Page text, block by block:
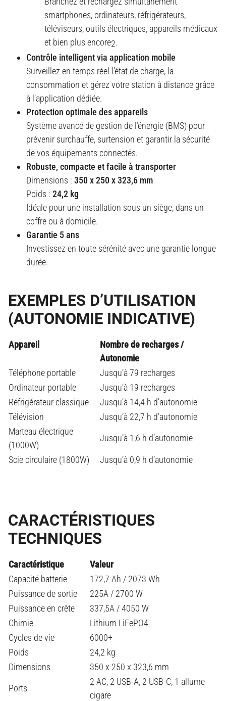
smartphones, ordinateurs, réfrigérateurs,
téléviseurs, outils électriques, appareils médicaux
et bien plus encore2.
Contrôle intelligent via application mobile
Surveillez en temps réel l’état de charge, la
consommation et gérez votre station à distance grâce
à l’application dédiée.
Protection optimale des appareils
Système avancé de gestion de l’énergie (BMS) pour
prévenir surchauffe, surtension et garantir la sécurité
de vos équipements connectés.
Robuste, compacte et facile à transporter
Dimensions : 350 x 250 x 323,6 mm
Poids : 24,2 kg
Idéale pour une installation sous un siège, dans un
coffre ou à domicile.
Garantie 5 ans
Investissez en toute sérénité avec une garantie longue
durée.
EXEMPLES D’UTILISATION
(AUTONOMIE INDICATIVE)
Appareil
Nombre de recharges /
Autonomie
Téléphone portable
Jusqu’à 79 recharges
Ordinateur portable
Jusqu’à 19 recharges
Réfrigérateur classique
Jusqu’à 14,4 h d’autonomie
Télévision
Jusqu’à 22,7 h d’autonomie
Marteau électrique
(1000W)
Jusqu’à 1,6 h d’autonomie
Scie circulaire (1800W) Jusqu’à 0,9 h d’autonomie
CARACTÉRISTIQUES
TECHNIQUES
Caractéristique
Valeur
Capacité batterie
172,7 Ah / 2073 Wh
Puissance de sortie
225A / 2700 W
Puissance en crête
337,5A / 4050 W
Chimie
Lithium LiFePO4
Cycles de vie
6000+
Poids
24,2 kg
Dimensions
350 x 250 x 323,6 mm
Ports
2 AC, 2 USB-A, 2 USB-C, 1 allume-
cigare